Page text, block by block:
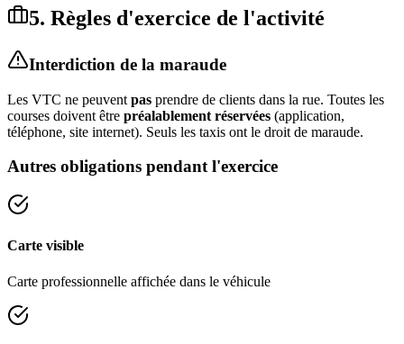
5. Règles d'exercice de l'activité
Interdiction de la maraude
Les VTC ne peuvent pas prendre de clients dans la rue. Toutes les
courses doivent être préalablement réservées (application,
téléphone, site internet). Seuls les taxis ont le droit de maraude.
Autres obligations pendant l'exercice
Carte visible
Carte professionnelle affichée dans le véhicule